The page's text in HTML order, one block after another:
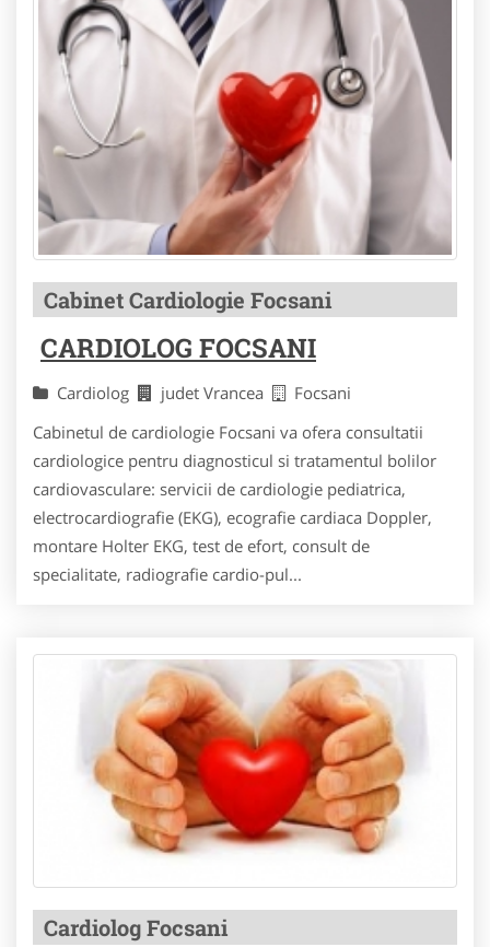
Cabinet Cardiologie Focsani
CARDIOLOG FOCSANI
Cardiolog judet Vrancea
Focsani
Cabinetul de cardiologie Focsani va ofera consultatii
cardiologice pentru diagnosticul si tratamentul bolilor
cardiovasculare: servicii de cardiologie pediatrica,
electrocardiografie (EKG), ecografie cardiaca Doppler,
montare Holter EKG, test de efort, consult de
specialitate, radiografie cardio-pul...
Cardiolog Focsani